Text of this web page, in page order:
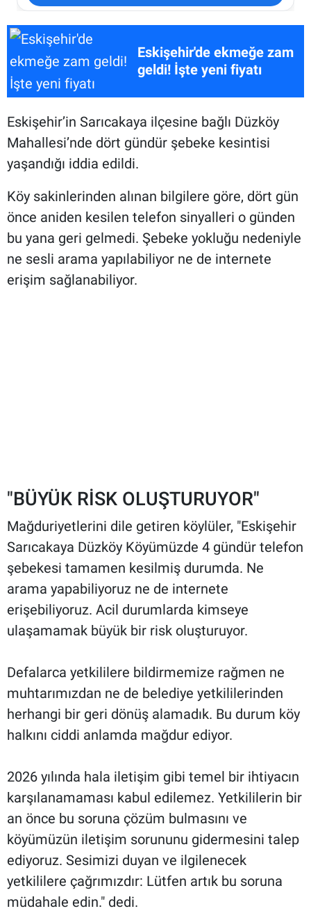
Eskişehir'de ekmeğe zam
geldi! İşte yeni fiyatı
Eskişehir’in Sarıcakaya ilçesine bağlı Düzköy
Mahallesi’nde dört gündür şebeke kesintisi
yaşandığı iddia edildi.
Köy sakinlerinden alınan bilgilere göre, dört gün
önce aniden kesilen telefon sinyalleri o günden
bu yana geri gelmedi. Şebeke yokluğu nedeniyle
ne sesli arama yapılabiliyor ne de internete
erişim sağlanabiliyor.
"BÜYÜK RİSK OLUŞTURUYOR"
Mağduriyetlerini dile getiren köylüler, "Eskişehir
Sarıcakaya Düzköy Köyümüzde 4 gündür telefon
şebekesi tamamen kesilmiş durumda. Ne
arama yapabiliyoruz ne de internete
erişebiliyoruz. Acil durumlarda kimseye
ulaşamamak büyük bir risk oluşturuyor.
Defalarca yetkililere bildirmemize rağmen ne
muhtarımızdan ne de belediye yetkililerinden
herhangi bir geri dönüş alamadık. Bu durum köy
halkını ciddi anlamda mağdur ediyor.
2026 yılında hala iletişim gibi temel bir ihtiyacın
karşılanamaması kabul edilemez. Yetkililerin bir
an önce bu soruna çözüm bulmasını ve
köyümüzün iletişim sorununu gidermesini talep
ediyoruz. Sesimizi duyan ve ilgilenecek
yetkililere çağrımızdır: Lütfen artık bu soruna
müdahale edin." dedi.